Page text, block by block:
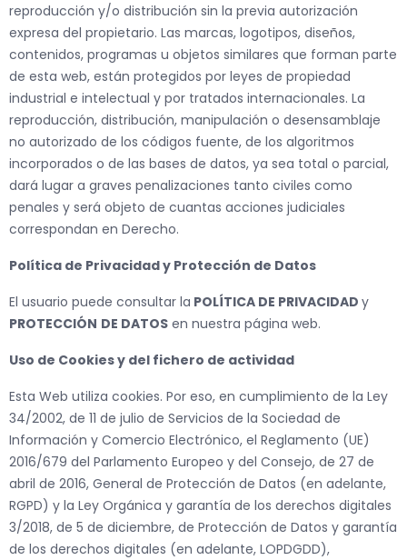
reproducción y/o distribución sin la previa autorización
expresa del propietario. Las marcas, logotipos, diseños,
contenidos, programas u objetos similares que forman parte
de esta web, están protegidos por leyes de propiedad
industrial e intelectual y por tratados internacionales. La
reproducción, distribución, manipulación o desensamblaje
no autorizado de los códigos fuente, de los algoritmos
incorporados o de las bases de datos, ya sea total o parcial,
dará lugar a graves penalizaciones tanto civiles como
penales y será objeto de cuantas acciones judiciales
correspondan en Derecho.
Política de Privacidad y Protección de Datos
El usuario puede consultar la POLÍTICA DE PRIVACIDAD y
PROTECCIÓN DE DATOS en nuestra página web.
Uso de Cookies y del fichero de actividad
Esta Web utiliza cookies. Por eso, en cumplimiento de la Ley
34/2002, de 11 de julio de Servicios de la Sociedad de
Información y Comercio Electrónico, el Reglamento (UE)
2016/679 del Parlamento Europeo y del Consejo, de 27 de
abril de 2016, General de Protección de Datos (en adelante,
RGPD) y la Ley Orgánica y garantía de los derechos digitales
3/2018, de 5 de diciembre, de Protección de Datos y garantía
de los derechos digitales (en adelante, LOPDGDD),